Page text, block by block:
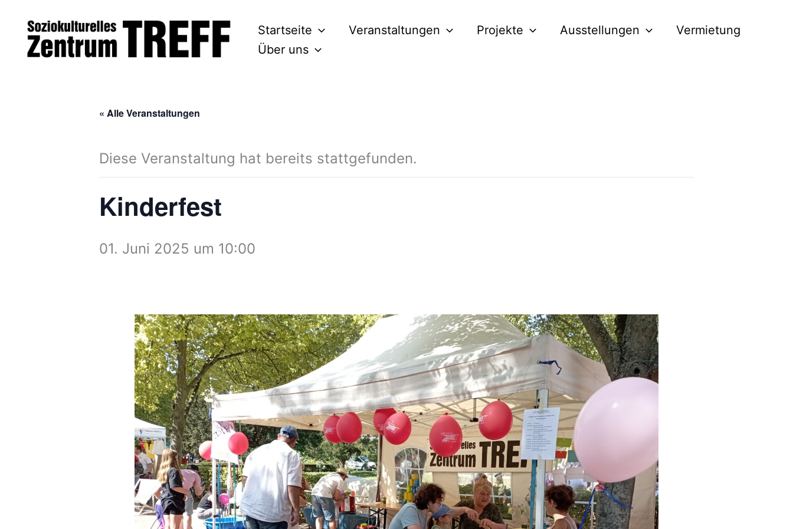
Inhalt
springen
Startseite Veranstaltungen Projekte Ausstellungen
Vermietung
Über uns
« Alle Veranstaltungen
Diese Veranstaltung hat bereits stattgefunden.
Kinderfest
01. Juni 2025 um 10:00